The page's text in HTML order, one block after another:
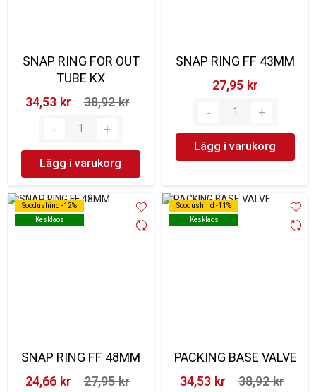
SNAP RING FOR OUT
TUBE KX
34,53 kr‎
38,92 kr‎
Lägg i varukorg
SNAP RING FF 43MM
27,95 kr‎
Lägg i varukorg
Soodushind -12%
Kesklaos
Soodushind -12%
Kesklaos
SNAP RING FF 48MM
24,66 kr‎
27,95 kr‎
Soodushind -11%
Kesklaos
Soodushind -11%
Kesklaos
PACKING BASE VALVE
34,53 kr‎
38,92 kr‎